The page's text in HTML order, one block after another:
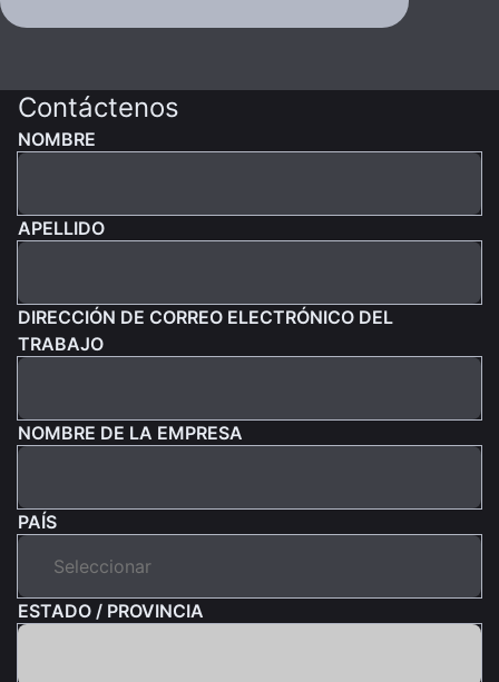
Contáctenos
NOMBRE
APELLIDO
DIRECCIÓN DE CORREO ELECTRÓNICO DEL
TRABAJO
NOMBRE DE LA EMPRESA
PAÍS
ESTADO / PROVINCIA